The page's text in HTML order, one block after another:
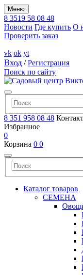
Меню
8 3519 58 08 48
Новости Где купить О
Проверить заказ
vk ok yt
Вход /Регистрация
Поиск по сайту
8 351 958 08 48
Избранное
0
Корзина 0 0
Каталог товаров
СЕМЕНА